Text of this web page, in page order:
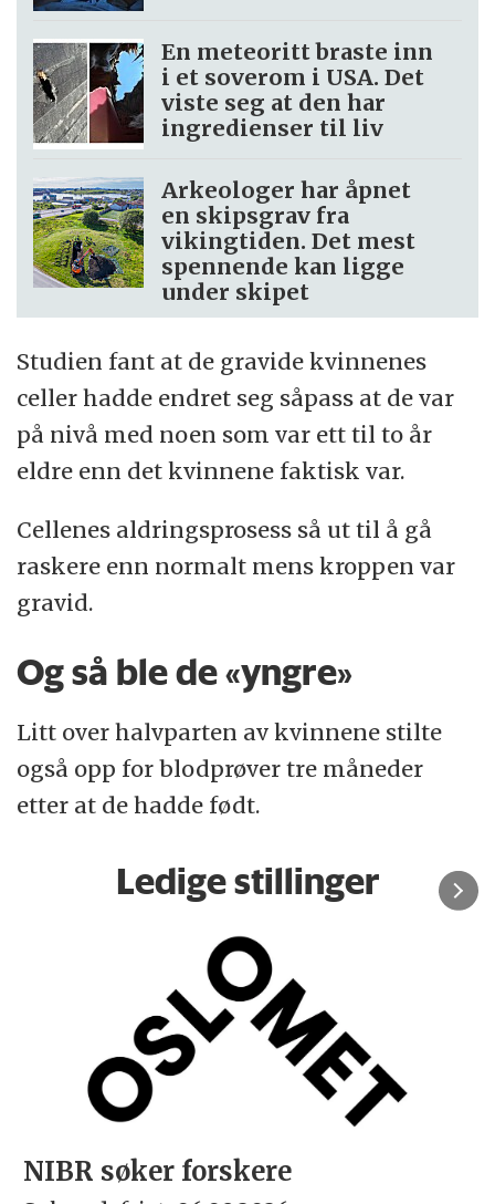
En meteoritt braste inn
i et soverom i USA. Det
viste seg at den har
ingredienser til liv
Arkeologer har åpnet
en skipsgrav fra
vikingtiden. Det mest
spennende kan ligge
under skipet
Studien fant at de gravide kvinnenes
celler hadde endret seg såpass at de var
på nivå med noen som var ett til to år
eldre enn det kvinnene faktisk var.
Cellenes aldringsprosess så ut til å gå
raskere enn normalt mens kroppen var
gravid.
Og så ble de «yngre»
Litt over halvparten av kvinnene stilte
også opp for blodprøver tre måneder
etter at de hadde født.
Ledige stillinger
NIBR søker forskere